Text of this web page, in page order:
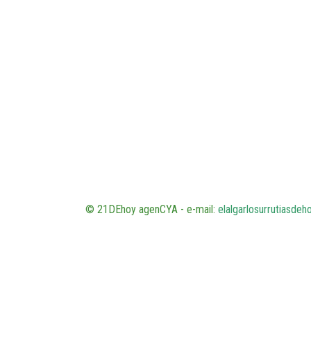
© 21DEhoy agenCYA - e-mail: